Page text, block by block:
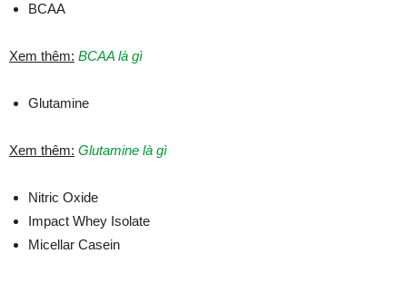
BCAA
Xem thêm: BCAA là gì
Glutamine
Xem thêm: Glutamine là gì
Nitric Oxide
Impact Whey Isolate
Micellar Casein